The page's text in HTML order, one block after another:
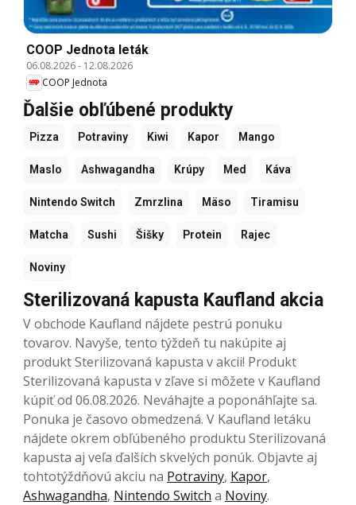
COOP Jednota leták
06.08.2026- 12.08.2026
COOP Jednota
Ďalšie obľúbené produkty
Pizza Potraviny Kiwi Kapor Mango
Maslo Ashwagandha Krúpy Med Káva
Nintendo Switch Zmrzlina Mäso Tiramisu
Matcha Sushi Šišky Protein Rajec
Noviny
Sterilizovaná kapusta Kaufland akcia
V obchode Kaufland nájdete pestrú ponuku
tovarov. Navyše, tento týždeň tu nakúpite aj
produkt Sterilizovaná kapusta v akcii! Produkt
Sterilizovaná kapusta v zľave si môžete v Kaufland
kúpiť od 06.08.2026. Neváhajte a poponáhľajte sa.
Ponuka je časovo obmedzená. V Kaufland letáku
nájdete okrem obľúbeného produktu Sterilizovaná
kapusta aj veľa ďalších skvelých ponúk. Objavte aj
tohtotýždňovú akciu na Potraviny, Kapor,
Ashwagandha, Nintendo Switch a Noviny.